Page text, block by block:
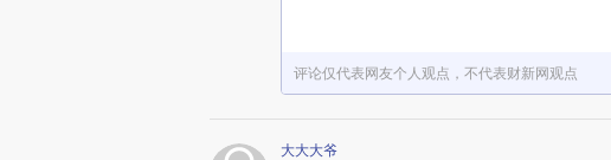
评论仅代表网友个人观点，不代表财新网观点
大大大爷